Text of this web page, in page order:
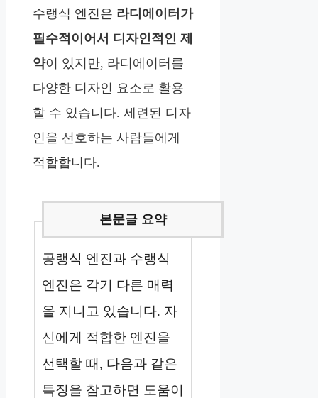
수랭식 엔진은 라디에이터가
필수적이어서 디자인적인 제
약이 있지만, 라디에이터를
다양한 디자인 요소로 활용
할 수 있습니다. 세련된 디자
인을 선호하는 사람들에게
적합합니다.
공랭식 엔진과 수랭식
엔진은 각기 다른 매력
을 지니고 있습니다. 자
신에게 적합한 엔진을
선택할 때, 다음과 같은
특징을 참고하면 도움이